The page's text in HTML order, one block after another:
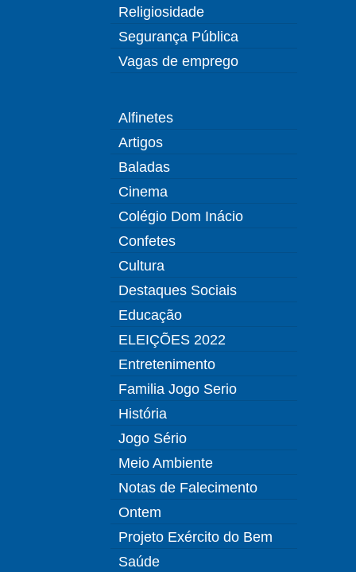
Religiosidade
Segurança Pública
Vagas de emprego
Alfinetes
Artigos
Baladas
Cinema
Colégio Dom Inácio
Confetes
Cultura
Destaques Sociais
Educação
ELEIÇÕES 2022
Entretenimento
Familia Jogo Serio
História
Jogo Sério
Meio Ambiente
Notas de Falecimento
Ontem
Projeto Exército do Bem
Saúde